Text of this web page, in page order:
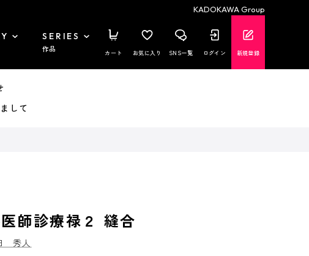
KADOKAWA Group
SERIES
作品 カート お気に入り SNS一覧 ログイン 新規登録
して
師診療禄２ 縫合
秀人